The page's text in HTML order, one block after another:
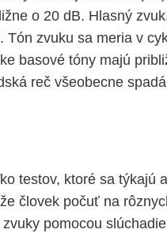
o 20 dB. Hlasný
Tón zvuku sa meria v
basové tóny majú
reč všeobecne
testov, ktoré sa týkajú
človek počuť na
pomocou